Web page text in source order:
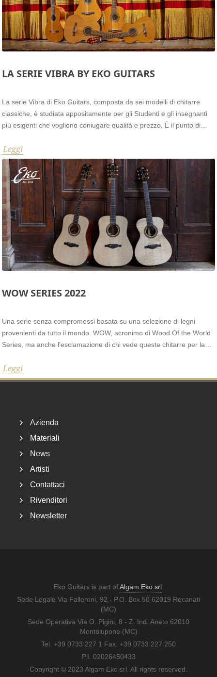
LA SERIE VIBRA BY EKO GUITARS
La serie Vibra di Eko Guitars, composta da sei modelli di chitarre
classiche, è studiata appositamente per gli Studenti e gli insegnanti
più esigenti che vogliono coniugare qualità e prezzo. È il punto di
estremamente performante.
Leggi
WOW SERIES 2022
Una serie senza compromessi basata su una selezione di legni
provenienti da tutto il mondo. WOW, acronimo di Wood Of the World
Series, ma anche l'esclamazione di chi vede queste chitarre per la
singola chitarra è unica e ogni parte in legno è selezionata tra una
vasta gamma di materiali pregiati come Cocobolo, Ovangkol, Koa,
Leggi
Azienda
Materiali
News
Artisti
Contattaci
Rivenditori
Newsletter
Eko Guitars is part ofAlgam Eko srl
Sede Legale Via Falleroni, 92 - P.O. Box 50 62019 Recanati
(MC)
Sede Operativa Via O. Pigini, 8 - Z. Ind. Aneto 62010
Montelupone (MC)
Tel. +39 0733 227 1 Fax. +39 0733 227 250
P.I. 02026450433
Copyright © 2023 Algam Eko srl. All rights reserved.